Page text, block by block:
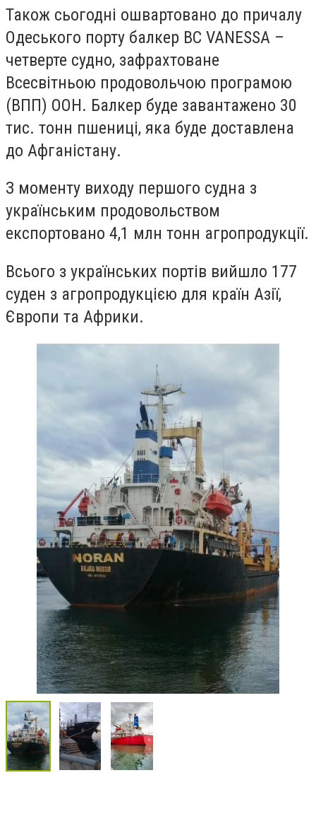
Також сьогодні ошвартовано до причалу
Одеського порту балкер BC VANESSA –
четверте судно, зафрахтоване
Всесвітньою продовольчою програмою
(ВПП) ООН. Балкер буде завантажено 30
тис. тонн пшениці, яка буде доставлена
до Афганістану.
З моменту виходу першого судна з
українським продовольством
експортовано 4,1 млн тонн агропродукції.
Всього з українських портів вийшло 177
суден з агропродукцією для країн Азії,
Європи та Африки.